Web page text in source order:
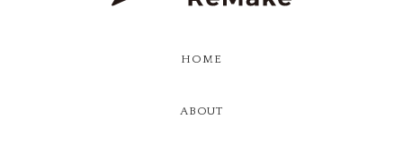
HOME
ABOUT